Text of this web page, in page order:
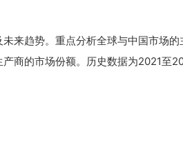
来趋势。重点分析全球与中国市场的
商的市场份额。历史数据为2021至